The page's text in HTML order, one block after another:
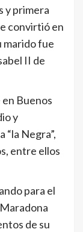
y primera
convirtió en
marido fue
II de
en Buenos
y
Negra”,
entre ellos
para el
de su